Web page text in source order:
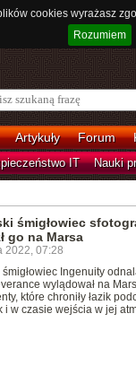
cookies wyrażasz
Rozumiem
Artykuły Forum
IT Nauki
śmigłowiec
go na Marsa
2022, 07:28
śmigłowiec Ingenuity
wylądował na
które chroniły łazik
i w czasie wejścia w jej